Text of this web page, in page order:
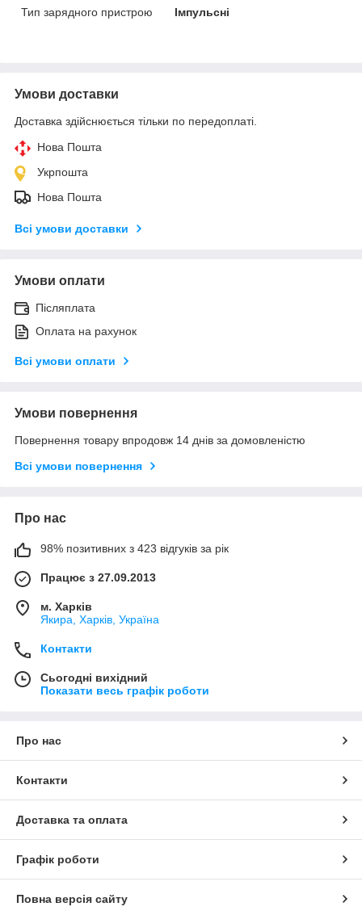
Тип зарядного пристрою
Імпульсні
Умови доставки
Доставка здійснюється тільки по передоплаті.
Нова Пошта
Укрпошта
Нова Пошта
Всі умови доставки
Умови оплати
Післяплата
Оплата на рахунок
Всі умови оплати
Умови повернення
Повернення товару впродовж 14 днів за домовленістю
Всі умови повернення
Про нас
98% позитивних з 423 відгуків за рік
Працює з 27.09.2013
м. Харків
Якира, Харків, Україна
Контакти
Сьогодні вихідний
Показати весь графік роботи
Про нас
Контакти
Доставка та оплата
Графік роботи
Повна версія сайту